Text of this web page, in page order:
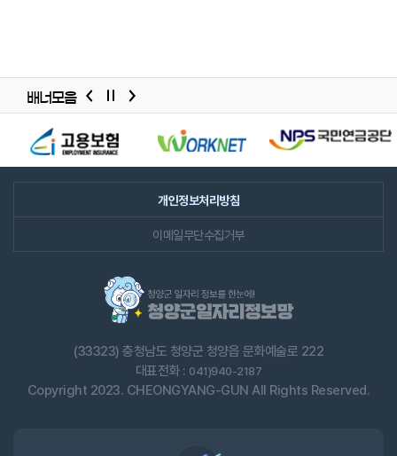
슬라이드
배너모음
개인정보처리방침
이메일무단수집거부
(33323) 충청남도 청양군 청양읍 문화예술로 222
대표전화 : 041)940-2187
Copyright 2023. CHEONGYANG-GUN All Rights Reserved.